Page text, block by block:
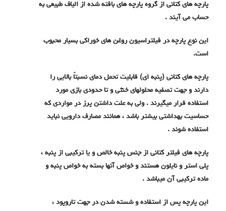
پارچه های کتانی از گروه پارچه های بافته شده از الیاف طبیعی به
حساب می آیند .
این نوع پارچه در فیلتراسیون روغن های خوراکی بسیار محبوب
است.
پارچه های کتانی (پنبه ای) قابلیت تحمل دمای نسبتاً بالایی را
دارند و جهت تصفیه محلولهای خنثی و تا حدودی بازی مورد
استفاده قرار میگیرند . ولی به علت داشتن پرز در مواردی که
حساسیت بهداشتی بیشتر باشد ، همانند مصارف دارویی نباید
استفاده شوند .
پارچه های فیلتر کتانی از جنس پنبه خالص و یا ترکیبی از پنبه ،
پلی استر و نایلون هستند و خواص آنها بسته به خواص پنبه و
ماده ترکیبی آن میباشد .
این پارچه پس از استفاده و شسته شدن در جهت تاروپود ،